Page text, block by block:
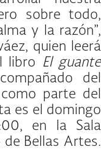
sobre todo,
y la razón”,
quien leerá
libro
El guante
del
parte del
es el domingo
en la Sala
de Bellas Artes.